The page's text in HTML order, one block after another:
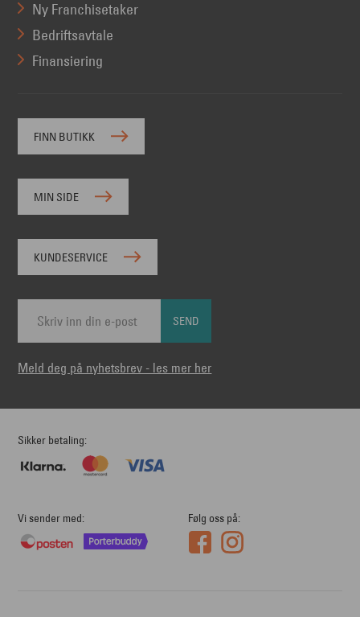
Ny Franchisetaker
Bedriftsavtale
Finansiering
FINN BUTIKK
MIN SIDE
KUNDESERVICE
SEND
Meld deg på nyhetsbrev - les mer her
Sikker betaling
Vi sender med Følg oss på